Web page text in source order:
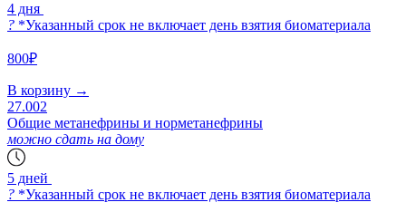
4 дня
? *Указанный срок не включает день взятия биоматериала
800₽
В корзину →
27.002
Общие метанефрины и норметанефрины
можно сдать на дому
5 дней
? *Указанный срок не включает день взятия биоматериала